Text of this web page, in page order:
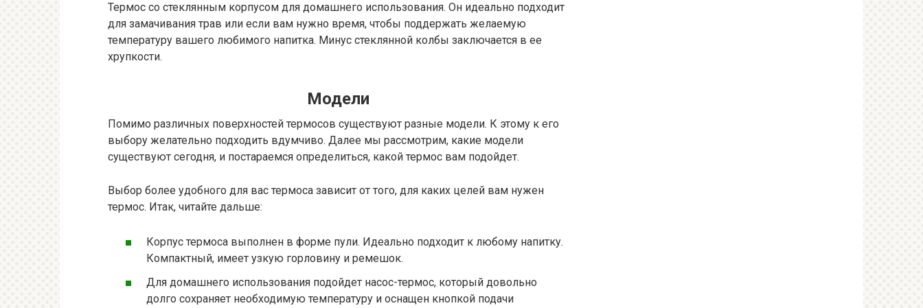
Термос со стеклянным корпусом для домашнего использования. Он идеально подходит
для замачивания трав или если вам нужно время, чтобы поддержать желаемую
температуру вашего любимого напитка. Минус стеклянной колбы заключается в ее
хрупкости.
Модели
Помимо различных поверхностей термосов существуют разные модели. К этому к его
выбору желательно подходить вдумчиво. Далее мы рассмотрим, какие модели
существуют сегодня, и постараемся определиться, какой термос вам подойдет.
Выбор более удобного для вас термоса зависит от того, для каких целей вам нужен
термос. Итак, читайте дальше:
Корпус термоса выполнен в форме пули. Идеально подходит к любому напитку.
Компактный, имеет узкую горловину и ремешок.
Для домашнего использования подойдет насос-термос, который довольно
долго сохраняет необходимую температуру и оснащен кнопкой подачи